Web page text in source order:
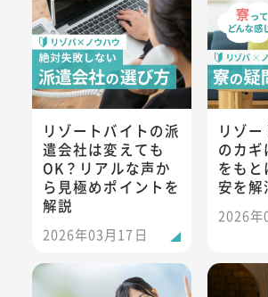
リゾートバイトの派
遣会社は変えても
OK？リアルな声か
ら見極めポイントを
解説
2026年03月17日
リゾ
のカギ
をもと
安を解
2026年
【2026】リゾートバイトおすすめの
リゾート